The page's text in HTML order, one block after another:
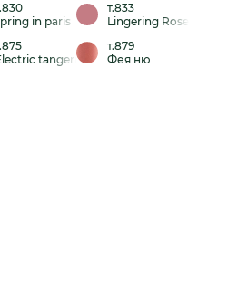
in paris
т.833
Lingering Rose
tangerine
т.879
Фея ню